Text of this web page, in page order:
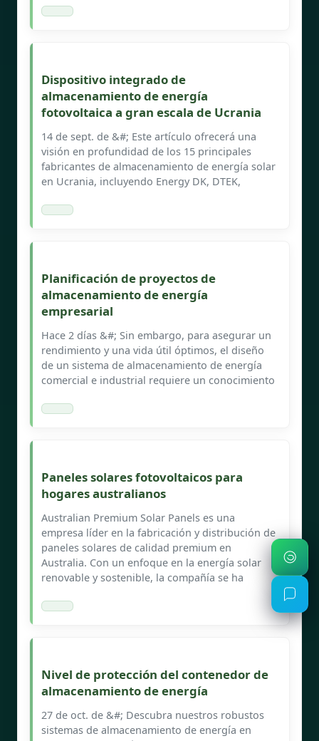
Dispositivo integrado de
almacenamiento de energía
fotovoltaica a gran escala de Ucrania
14 de sept. de &#; Este artículo ofrecerá una
visión en profundidad de los 15 principales
fabricantes de almacenamiento de energía solar
en Ucrania, incluyendo Energy DK, DTEK,
Planificación de proyectos de
almacenamiento de energía
empresarial
Hace 2 días &#; Sin embargo, para asegurar un
rendimiento y una vida útil óptimos, el diseño
de un sistema de almacenamiento de energía
comercial e industrial requiere un conocimiento
Paneles solares fotovoltaicos para
hogares australianos
Australian Premium Solar Panels es una
empresa líder en la fabricación y distribución de
paneles solares de calidad premium en
Australia. Con un enfoque en la energía solar
renovable y sostenible, la compañía se ha
Nivel de protección del contenedor de
almacenamiento de energía
27 de oct. de &#; Descubra nuestros robustos
sistemas de almacenamiento de energía en